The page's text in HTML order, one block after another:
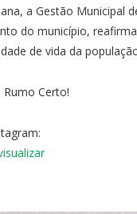
a Gestão Municipal
do município,
de vida da
Certo!